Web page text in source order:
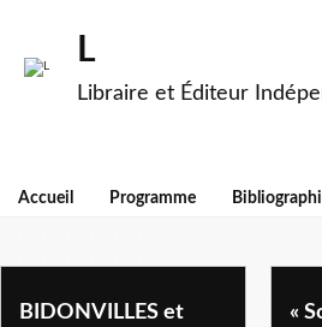
L
Libraire et Éditeur
Accueil Programme
urbanisme
BIDONVILLES et
«